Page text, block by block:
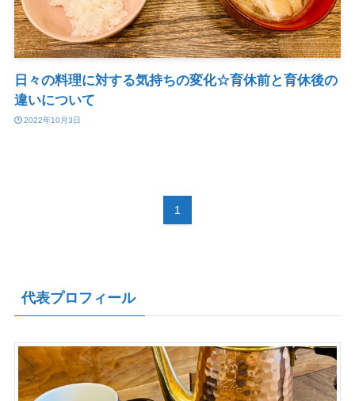
日々の料理に対する気持ちの変化☆育休前と育休後の
違いについて
2022年10月3日
1
代表プロフィール